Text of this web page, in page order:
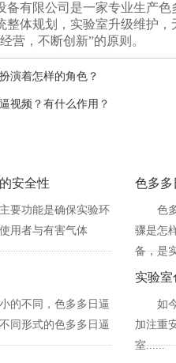
限公司是一家专业生产色多多
规划，实验室升级维护
营，不断创新”的原则。
着怎样的角色？
？有什么作用？
安全性
主要功能是确保实验环
使用者与有害气体
色多多
色
骤是怎
备，
不同，色多多日逼
同形式的色多多日逼
实验室
如
加注重
室......